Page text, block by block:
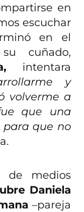
en
escuchar
en el
cuñado,
intentara
y
volverme a
que una
para que no
de medios
Daniela
–pareja